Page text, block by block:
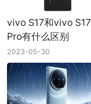
vivo S17和vivo S17
Pro有什么区别
2023-05-30